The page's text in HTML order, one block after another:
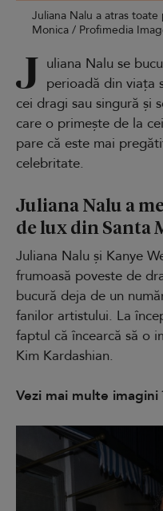
Juliana Nalu a atras
Monica / Profimedia
J uliana Nalu se
perioadă din viața
cei dragi sau singură și
care o primește de la
pare că este mai
celebritate.
Juliana Nalu a
de lux din Santa
Juliana Nalu și Kanye
frumoasă poveste de
bucură deja de un
fanilor artistului. La
faptul că încearcă să o
Kim Kardashian.
Vezi mai multe